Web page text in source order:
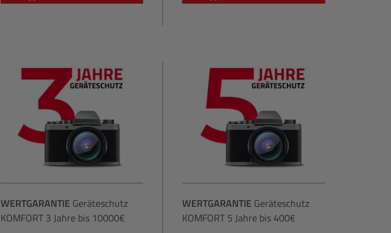
WERTGARANTIE Geräteschutz
KOMFORT 3 Jahre bis 10000€
WERTGARANTIE Geräteschutz
KOMFORT 5 Jahre bis 400€